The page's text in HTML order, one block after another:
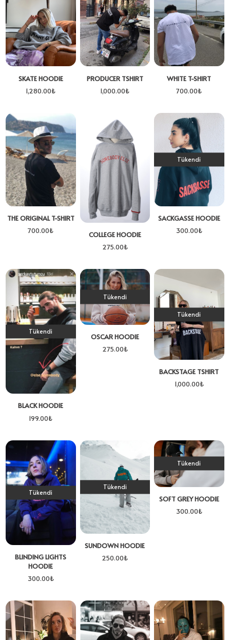
SKATE HOODIE
1,280.00₺
PRODUCER TSHIRT
1,000.00₺
WHITE T-SHIRT
700.00₺
THE ORIGINAL T-SHIRT
700.00₺
COLLEGE HOODIE
275.00₺
Tükendi
SACKGASSE HOODIE
300.00₺
Tükendi
BLACK HOODIE
199.00₺
Tükendi
OSCAR HOODIE
275.00₺
Tükendi
BACKSTAGE TSHIRT
1,000.00₺
Tükendi
BLINDING LIGHTS
HOODIE
300.00₺
Tükendi
SUNDOWN HOODIE
250.00₺
Tükendi
SOFT GREY HOODIE
300.00₺